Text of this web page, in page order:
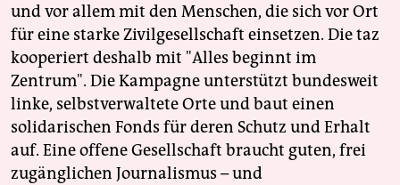
und vor allem mit den Menschen, die sich vor Ort
für eine starke Zivilgesellschaft einsetzen. Die taz
kooperiert deshalb mit "Alles beginnt im
Zentrum". Die Kampagne unterstützt bundesweit
linke, selbstverwaltete Orte und baut einen
solidarischen Fonds für deren Schutz und Erhalt
auf. Eine offene Gesellschaft braucht guten, frei
zugänglichen Journalismus – und